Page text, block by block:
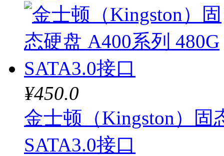
¥450.0
金士顿（Kingston）固
SATA3.0接口